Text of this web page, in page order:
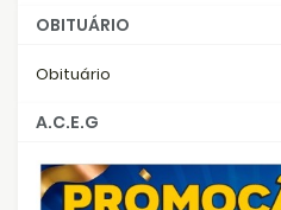
OBITUÁRIO
Obituário
A.C.E.G